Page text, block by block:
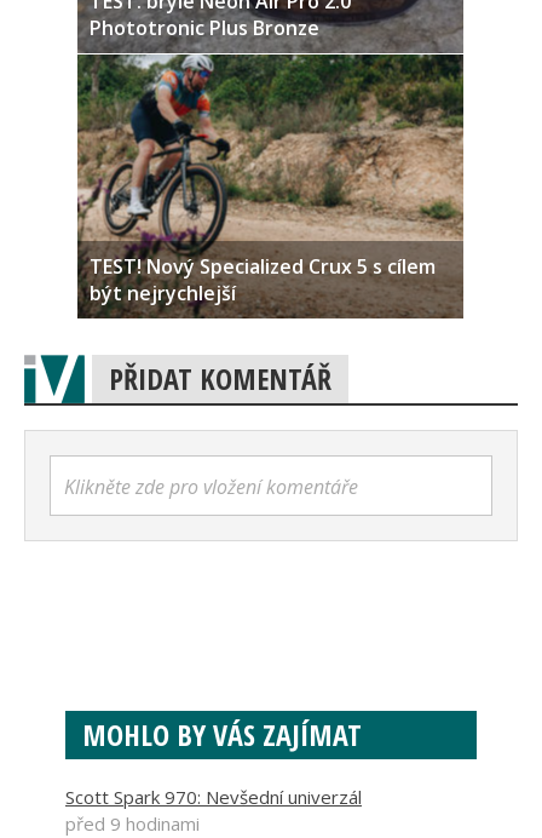
Phototronic Plus Bronze
TEST! Nový Specialized Crux 5 s cílem
být nejrychlejší
PŘIDAT KOMENTÁŘ
Klikněte zde pro vložení komentáře
MOHLO BY VÁS ZAJÍMAT
Scott Spark 970: Nevšední univerzál
před 9 hodinami